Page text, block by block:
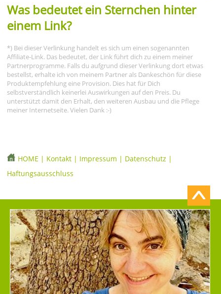
Was bedeutet ein Sternchen hinter
einem Link?
*) Bei dieser Verlinkung handelt es sich um einen sogenannten
Affiliate-Link. Das bedeutet, der Link führt dich zu einem meiner
Partnerprogramme. Falls du aufgrund dieser Verlinkung dort etwas
bestellst, erhalte ich von meinem Partner als Dankeschön für diese
Produktempfehlung eine Provision. Dies hat für Dich
selbstverständlich keinerlei Auswirkungen auf den Preis. Du
unterstützt damit den Erhalt, den weiteren Ausbau und die Pflege
meiner Internetseite. Vielen Dank :-)
HOME | Kontakt | Impressum | Datenschutz |
Haftungsausschluss